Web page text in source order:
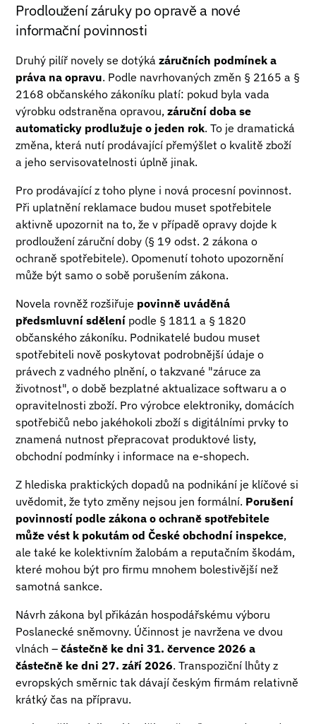
Prodloužení záruky po opravě a nové
informační povinnosti
Druhý pilíř novely se dotýkázáručních podmínek a
práva na opravu. Podle navrhovaných změn § 2165 a §
2168 občanského zákoníku platí: pokud byla vada
výrobku odstraněna opravou,záruční doba se
automaticky prodlužuje o jeden rok. To je dramatická
změna, která nutí prodávající přemýšlet o kvalitě zboží
a jeho servisovatelnosti úplně jinak.
Pro prodávající z toho plyne i nová procesní povinnost.
Při uplatnění reklamace budou muset spotřebitele
aktivně upozornit na to, že v případě opravy dojde k
prodloužení záruční doby (§ 19 odst. 2 zákona o
ochraně spotřebitele). Opomenutí tohoto upozornění
může být samo o sobě porušením zákona.
Novela rovněž rozšiřuje povinně uváděná
předsmluvní sdělení podle § 1811 a § 1820
občanského zákoníku. Podnikatelé budou muset
spotřebiteli nově poskytovat podrobnější údaje o
právech z vadného plnění, o takzvané "záruce za
životnost", o době bezplatné aktualizace softwaru a o
opravitelnosti zboží. Pro výrobce elektroniky, domácích
spotřebičů nebo jakéhokoli zboží s digitálními prvky to
znamená nutnost přepracovat produktové listy,
obchodní podmínky i informace na e-shopech.
Z hlediska praktických dopadů na podnikání je klíčové si
uvědomit, že tyto změny nejsou jen formální. Porušení
povinností podle zákona o ochraně spotřebitele
může vést k pokutám od České obchodní inspekce,
ale také ke kolektivním žalobám a reputačním škodám,
které mohou být pro firmu mnohem bolestivější než
samotná sankce.
Návrh zákona byl přikázán hospodářskému výboru
Poslanecké sněmovny. Účinnost je navržena ve dvou
vlnách –částečně ke dni 31. července 2026 a
částečně ke dni 27. září 2026. Transpoziční lhůty z
evropských směrnic tak dávají českým firmám relativně
krátký čas na přípravu.